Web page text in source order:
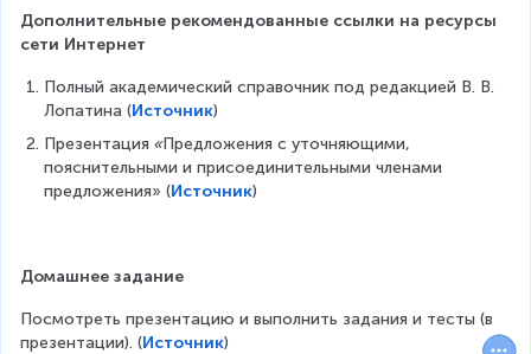
Дополнительные рекомендованные ссылки на ресурсы
сети Интернет
Полный академический справочник под редакцией В. В.
Лопатина (Источник)
Презентация «Предложения с уточняющими,
пояснительными и присоединительными членами
предложения» (Источник)
Домашнее задание
Посмотреть презентацию и выполнить задания и тесты (в
презентации). (Источник)